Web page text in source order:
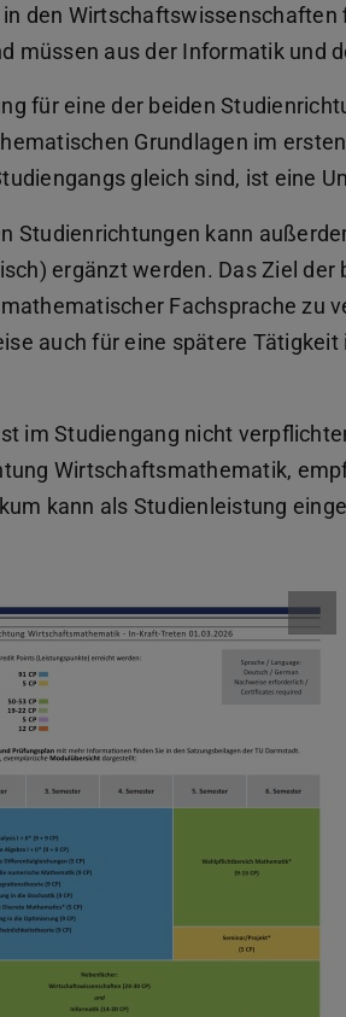
den
müssen aus der Informatik und
für eine der beiden
Grundlagen im
gleich sind, ist eine
Studienrichtungen kann
ergänzt werden. Das Ziel
Fachsprache zu
auch für eine spätere
im Studiengang nicht
Wirtschaftsmathematik,
kann als Studienleistung